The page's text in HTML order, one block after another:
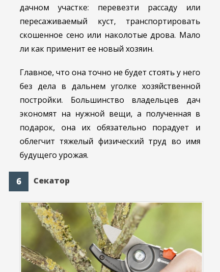
дачном участке: перевезти рассаду или
пересаживаемый куст, транспортировать
скошенное сено или наколотые дрова. Мало
ли как применит ее новый хозяин.
Главное, что она точно не будет стоять у него
без дела в дальнем уголке хозяйственной
постройки. Большинство владельцев дач
экономят на нужной вещи, а полученная в
подарок, она их обязательно порадует и
облегчит тяжелый физический труд во имя
будущего урожая.
Секатор